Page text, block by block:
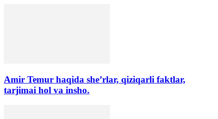
Amir Temur haqida she’rlar, qiziqarli faktlar,
tarjimai hol va insho.